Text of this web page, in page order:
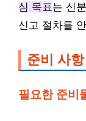
심 목표는 신
신고 절차를
준비 사항
필요한 준비